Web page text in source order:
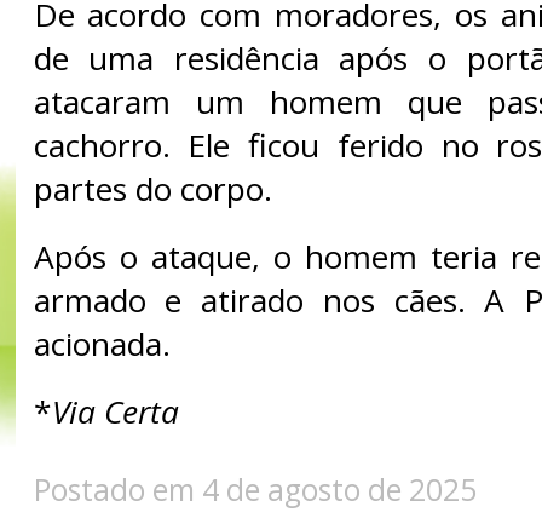
De acordo com moradores, os
de uma residência após o
atacaram um homem que
cachorro. Ele ficou ferido no
partes do corpo.
Após o ataque, o homem teria
armado e atirado nos cães. A
acionada.
*Via Certa
Postado em 4 de agosto de 2025